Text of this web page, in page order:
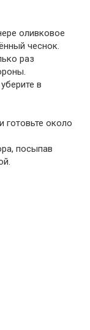
оливковое
чеснок.
раз
в
около
посыпав